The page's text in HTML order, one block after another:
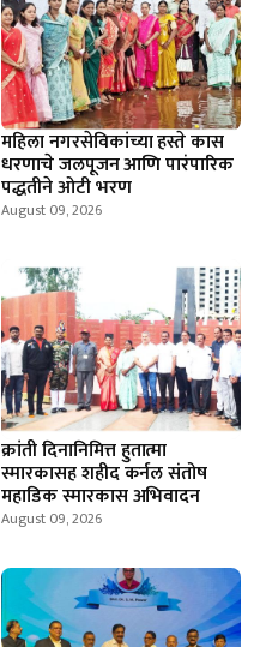
महिला नगरसेविकांच्या हस्ते कास
धरणाचे जलपूजन आणि पारंपारिक
पद्धतीने ओटी भरण
August 09, 2026
क्रांती दिनानिमित्त हुतात्मा
स्मारकासह शहीद कर्नल संतोष
महाडिक स्मारकास अभिवादन
August 09, 2026